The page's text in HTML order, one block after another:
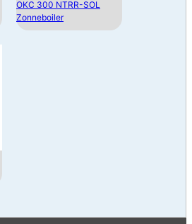
OKC 300 NTRR-SOL
Zonneboiler